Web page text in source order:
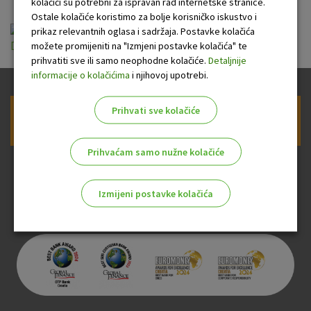
Zahtjev za izdavanje Visa Classic Business
Debit kartice ff.pdf
Prijava na newsletter OTP banke
Ostale kolačiće koristimo za bolje korisničko iskustvo i
prikaz relevantnih oglasa i sadržaja. Postavke kolačića
možete promijeniti na "Izmjeni postavke kolačića" te
prihvatiti sve ili samo neophodne kolačiće. Detaljnije
informacije o kolačićima i njihovoj upotrebi.
Prihvati sve kolačiće
Prihvaćam samo nužne kolačiće
Izmijeni postavke kolačića